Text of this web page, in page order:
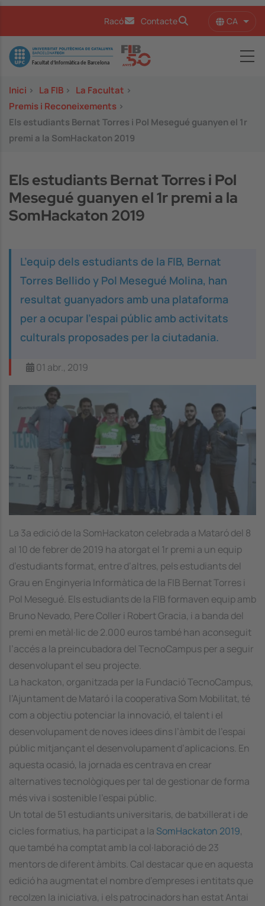
Racó Contacte CA
Image
Inici > La FIB > La Facultat >
Premis i Reconeixements >
Els estudiants Bernat Torres i Pol Mesegué guanyen el 1r
premi a la SomHackaton 2019
Els estudiants Bernat Torres i Pol
Mesegué guanyen el 1r premi a la
SomHackaton 2019
L’equip dels estudiants de la FIB, Bernat
Torres Bellido y Pol Mesegué Molina, han
resultat guanyadors amb una plataforma
per a ocupar l’espai públic amb activitats
culturals proposades per la ciutadania.
01 abr., 2019
La 3a edició de la SomHackaton celebrada a Mataró del 8
al 10 de febrer de 2019 ha atorgat el 1r premi a un equip
d’estudiants format, entre d’altres, pels estudiants del
Grau en Enginyeria Informàtica de la FIB Bernat Torres i
Pol Mesegué. Els estudiants de la FIB formaven equip amb
Bruno Nevado, Pere Coller i Robert Gracia, i a banda del
premi en metàl·lic de 2.000 euros també han aconseguit
l’accés a la preincubadora del TecnoCampus per a seguir
desenvolupant el seu projecte.
La hackaton, organitzada per la Fundació TecnoCampus,
l’Ajuntament de Mataró i la cooperativa Som Mobilitat, té
com a objectiu potenciar la innovació, el talent i el
desenvolupament de noves idees dins l’àmbit de l’espai
públic mitjançant el desenvolupament d’aplicacions. En
aquesta ocasió, la jornada es centrava en crear
alternatives tecnològiques per tal de gestionar de forma
més viva i sostenible l’espai públic.
Un total de 51 estudiants universitaris, de batxillerat i de
cicles formatius, ha participat a la SomHackaton 2019,
que també ha comptat amb la col·laboració de 23
mentors de diferent àmbits. Cal destacar que en aquesta
edició ha augmentat el nombre d’empreses i entitats que
recolzen la iniciativa, i els patrocinadors han estat Antai